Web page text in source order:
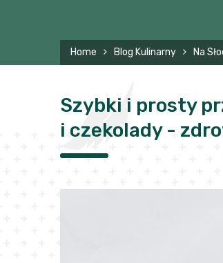
Home Blog Kulinarny Na
Szybki i prosty
i czekolady -